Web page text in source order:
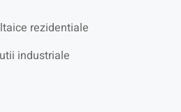
rezidentiale
industriale